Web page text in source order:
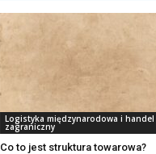
Logistyka międzynarodowa i handel
zagraniczny
Co to jest struktura towarowa?